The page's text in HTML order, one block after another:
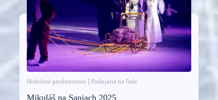
Hudobné predstavenie Podujatia na ľade
Mikuláš na Saniach 2025